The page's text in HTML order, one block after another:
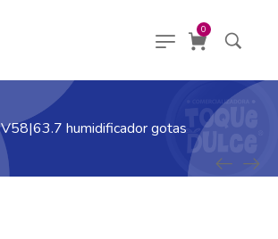
0
V58|63.7 humidificador gotas